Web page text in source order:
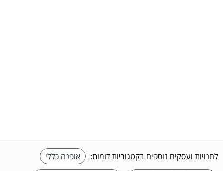
לחנויות ועסקים נוספים בקטגוריות דומות:
אופנה כללי